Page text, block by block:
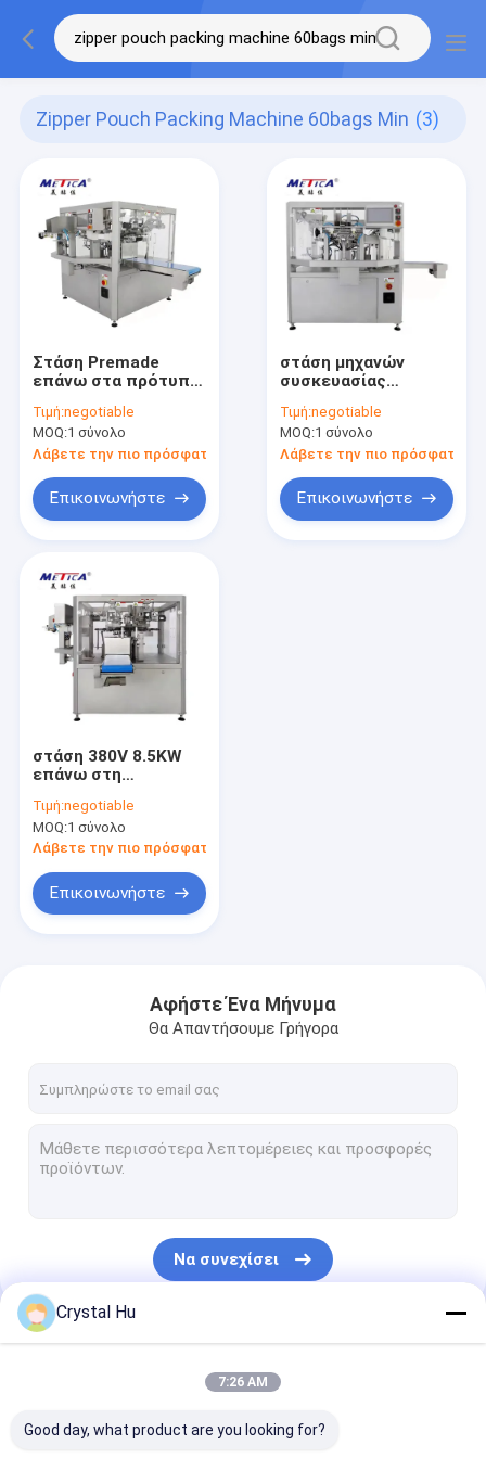
Zipper Pouch Packing Machine 60bags Min (3)
Στάση Premade
επάνω στα πρότυπα
συσκευασίας
σακουλών φερμουάρ
60bags/Min κκπ
Τιμή:negotiable
MOQ:1 σύνολο
Λάβετε την πιο πρόσφατη τιμή
Επικοινωνήστε
στάση μηχανών
συσκευασίας
κόκκων
multifuntional επάνω
στη μηχανή
πλήρωσης τσαντών
Τιμή:negotiable
MOQ:1 σύνολο
Λάβετε την πιο πρόσφατη
Επικοινωνήστε
στάση 380V 8.5KW
επάνω στη
σφραγίζοντας
μηχανών σερβο
μηχανή σακουλών
Τιμή:negotiable
MOQ:1 σύνολο
Λάβετε την πιο πρόσφατη τιμή
Επικοινωνήστε
Αφήστε Ένα Μήνυμα
Θα Απαντήσουμε Γρήγορα
Να συνεχίσει
Οι Κατηγορίες Μας
Crystal Hu
7:26 AM
Good day, what product are you looking for?